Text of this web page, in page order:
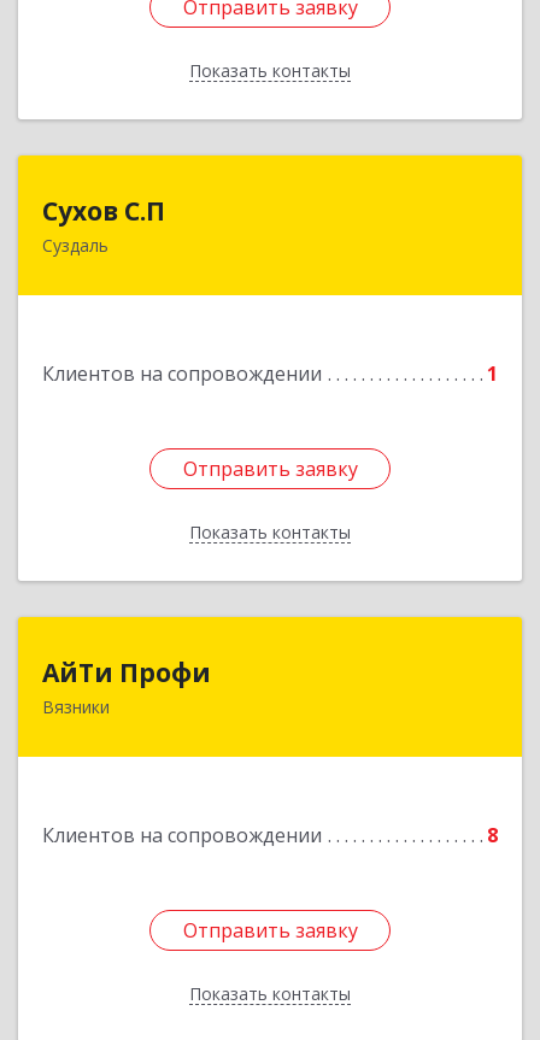
Отправить заявку
Показать контакты
Отправить заявку
Назад
Сухов С.П
Суздаль
Клиентов на сопровождении 1
Отправить заявку
Показать контакты
Отправить заявку
Назад
АйТи Профи
Вязники
Клиентов на сопровождении 8
Отправить заявку
Показать контакты
Отправить заявку
Назад